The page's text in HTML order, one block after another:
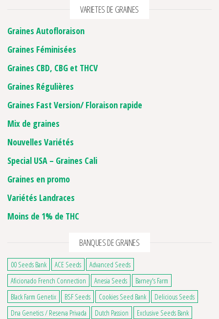
VARIETES DE GRAINES
Graines Autofloraison
Graines Féminisées
Graines CBD, CBG et THCV
Graines Régulières
Graines Fast Version/ Floraison rapide
Mix de graines
Nouvelles Variétés
Special USA – Graines Cali
Graines en promo
Variétés Landraces
Moins de 1% de THC
BANQUES DE GRAINES
00 Seeds Bank ACE Seeds
Advanced Seeds
Aficionado French Connection
Anesia Seeds
Barney's Farm
Black Farm Genetix
BSF Seeds Cookies Seed Bank
Delicious Seeds
Dna Genetics / Reserva Privada
Dutch Passion
Exclusive Seeds Bank